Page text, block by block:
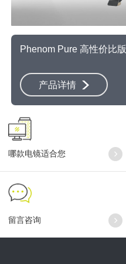
Phenom Pure 高性价比版
产品详情
哪款电镜适合您
留言咨询